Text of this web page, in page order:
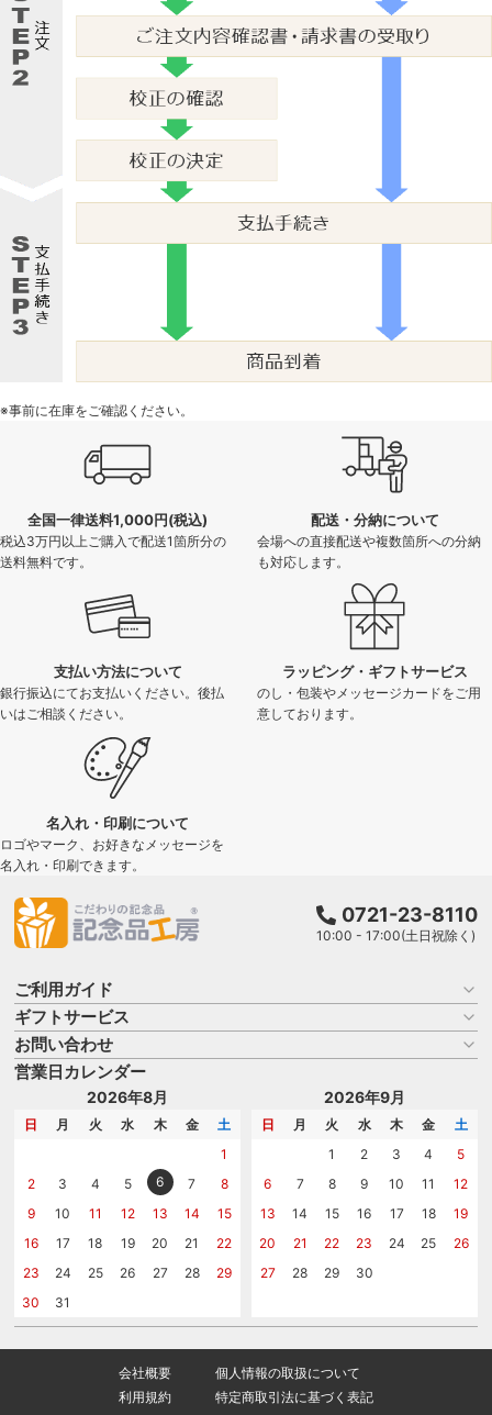
※事前に在庫をご確認ください。
全国一律送料1,000円(税込)
税込3万円以上ご購入で配送1箇所分の
送料無料です。
配送・分納について
会場への直接配送や複数箇所への分納
も対応します。
支払い方法について
銀行振込にてお支払いください。後払
いはご相談ください。
ラッピング・ギフトサービス
のし・包装やメッセージカードをご用
意しております。
名入れ・印刷について
ロゴやマーク、お好きなメッセージを
名入れ・印刷できます。
0721-23-8110
10:00 - 17:00(土日祝除く)
ご利用ガイド
お買い物ガイド
よくある質問
はじめての記念品選び
記念品工房の使い方
ギフトサービス
名入れについて
のし
メッセージカード
お問い合わせ
商品選びを相談する
名入れについて相談する
カタログを請求する
営業日カレンダー
2026年8月
日 月 火 水 木 金
土
1
2
3 4 5 6 7
8
9
10 11 12 13 14
15
16
17 18 19 20 21
22
23
24 25 26 27 28
29
30
31
2026年9月
日 月 火 水 木 金
土
1
2 3 4
5
6
7 8 9 10 11
12
13
14 15 16 17 18
19
20
21 22 23 24 25
26
27
28 29 30
会社概要
個人情報の取扱について
利用規約
特定商取引法に基づく表記